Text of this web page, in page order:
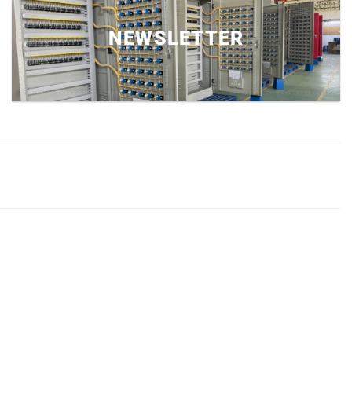
NEWSLETTER